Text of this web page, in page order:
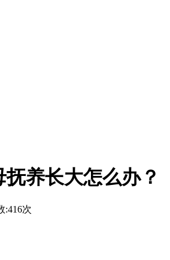
养长大怎么办？
:416次